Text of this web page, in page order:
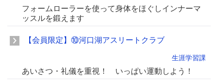
フォームローラーを使って身体をほぐしインナーマ
ッスルを鍛えます
【会員限定】⑩河口湖アスリートクラブ
生涯学習課
あいさつ・礼儀を重視！ いっぱい運動しよう！